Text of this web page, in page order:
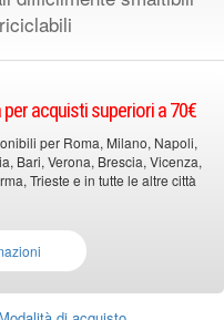
acquisti superiori a 70€
per Roma, Milano, Napoli,
Bari, Verona, Brescia, Vicenza,
Trieste e in tutte le altre città